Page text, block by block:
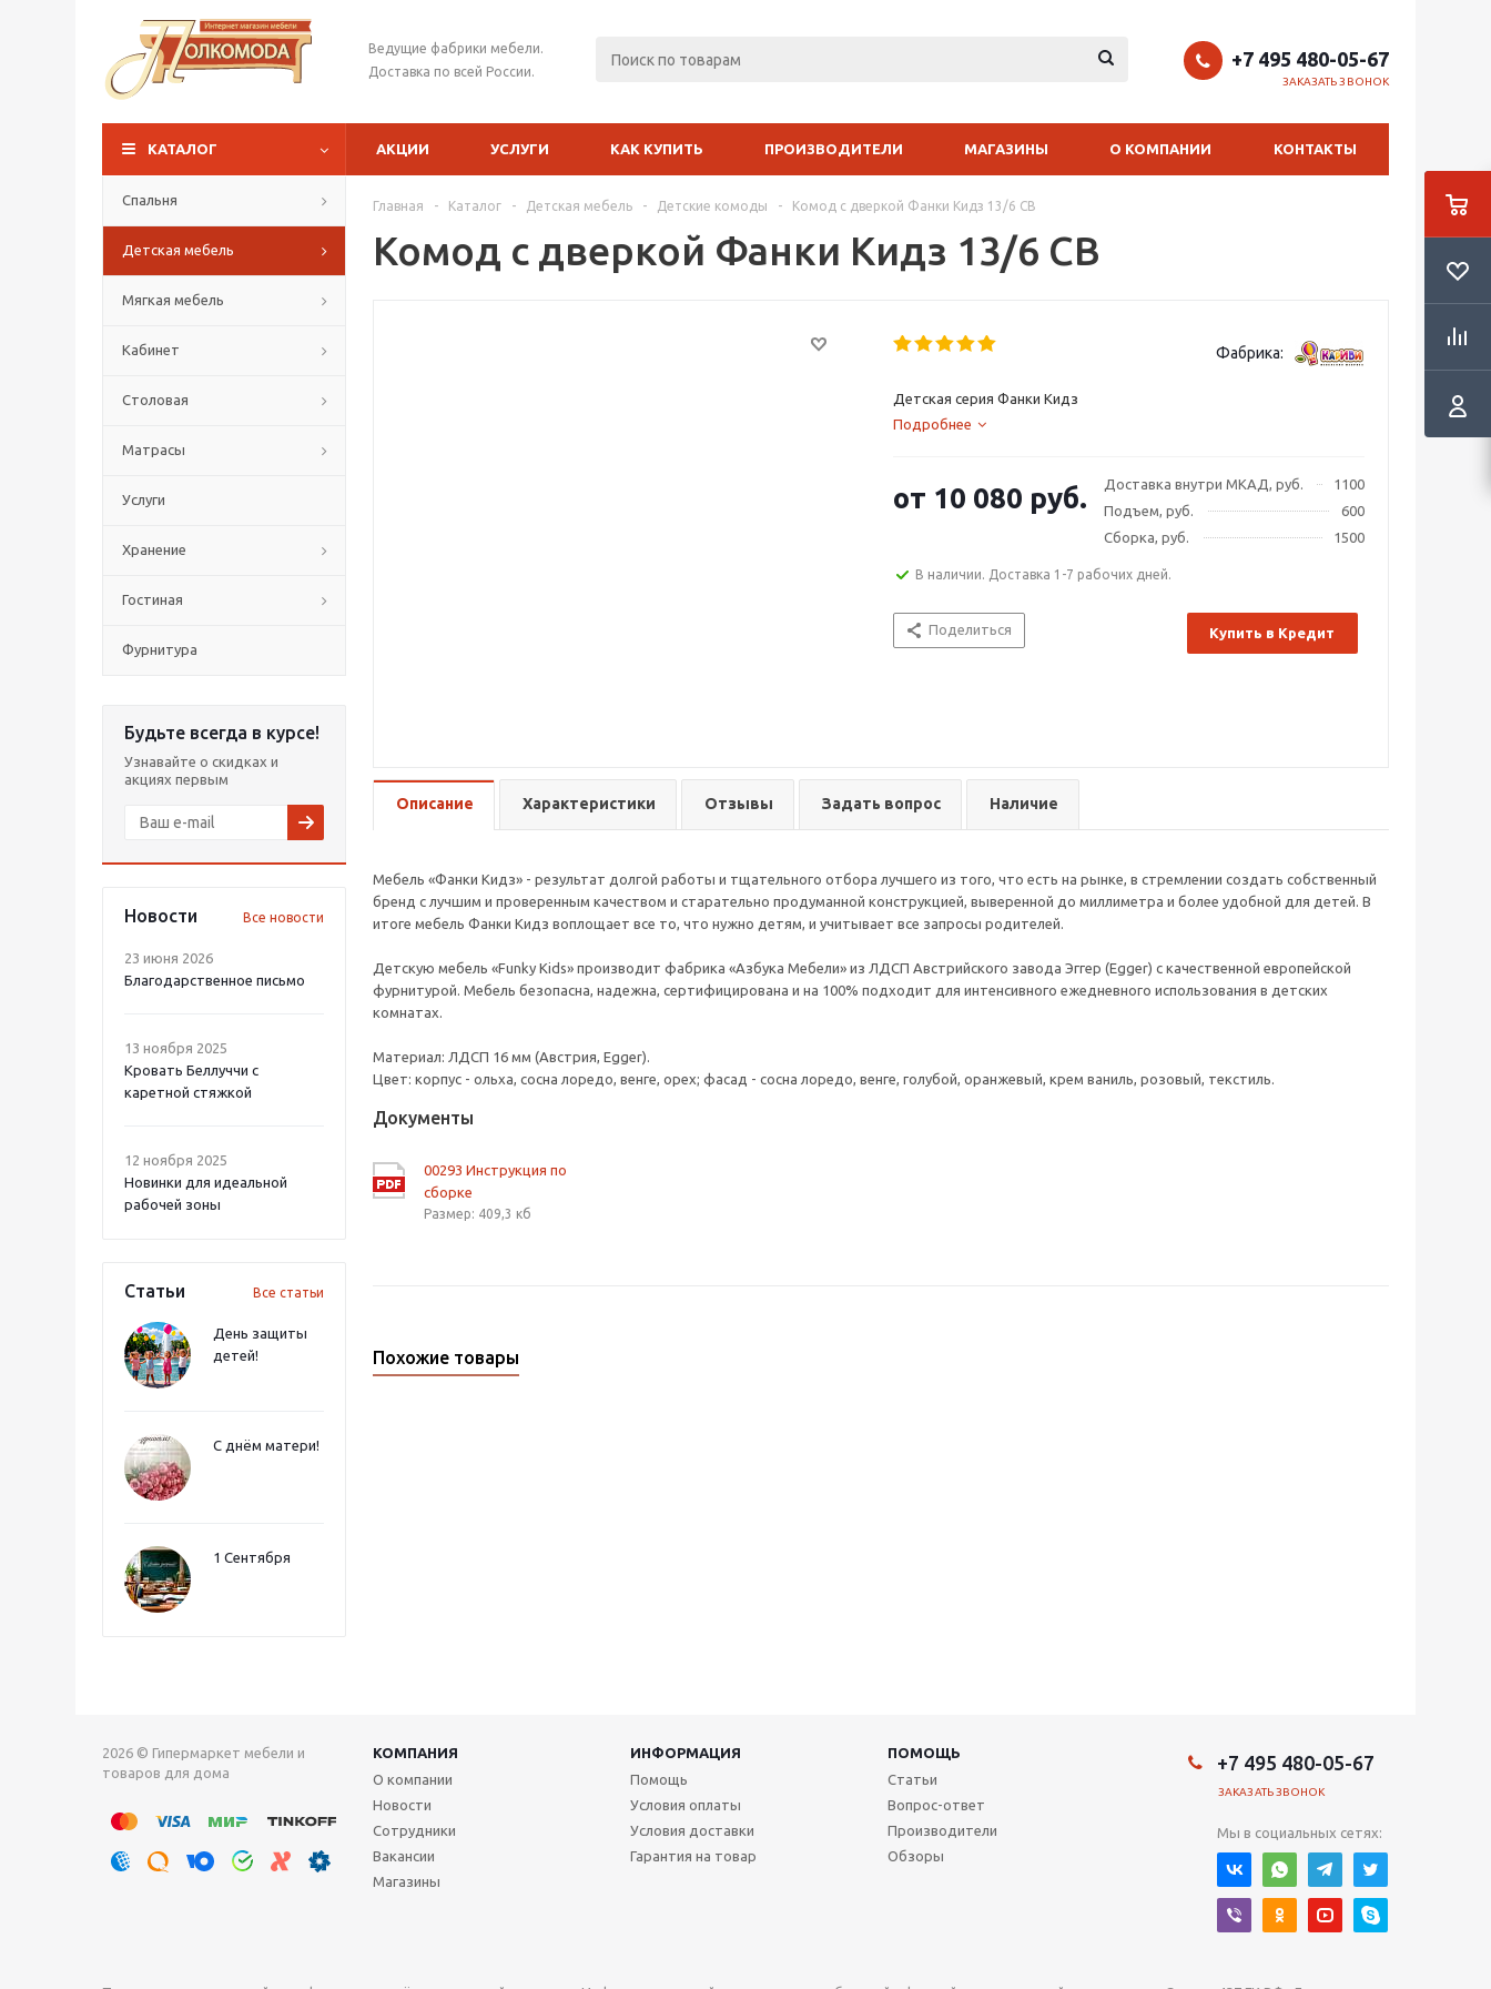
Ведущие фабрики мебели.
Доставка по всей России.
+7 495 480-05-67
ЗАКАЗАТЬ ЗВОНОК
КАТАЛОГ АКЦИИ УСЛУГИ КАК КУПИТЬ ПРОИЗВОДИТЕЛИ МАГАЗИНЫ О КОМПАНИИ КОНТАКТЫ
Спальня
Детская мебель
Мягкая мебель
Кабинет
Столовая
Матрасы
Услуги
Хранение
Гостиная
Фурнитура
Будьте всегда в курсе!
Узнавайте о скидках и
акциях первым
Новости Все новости
23 июня 2026
Благодарственное письмо
13 ноября 2025
Кровать Беллуччи с
каретной стяжкой
12 ноября 2025
Новинки для идеальной
рабочей зоны
Статьи Все статьи
День защиты
детей!
С днём матери!
1 Сентября
Главная - Каталог - Детская мебель - Детские комоды - Комод с дверкой Фанки Кидз 13/6 СВ
Комод с дверкой Фанки Кидз 13/6 СВ
Фабрика:
Детская серия Фанки Кидз
Подробнее
Доставка внутри МКАД, руб.
1100
Подъем, руб.
600
Сборка, руб.
1500
от 10 080 руб.
В наличии. Доставка 1-7 рабочих дней.
Поделиться Купить в Кредит
Описание Характеристики Отзывы Задать вопрос Наличие
Мебель «Фанки Кидз» - результат долгой работы и тщательного отбора лучшего из того, что есть на рынке, в стремлении создать собственный
бренд с лучшим и проверенным качеством и старательно продуманной конструкцией, выверенной до миллиметра и более удобной для детей. В
итоге мебель Фанки Кидз воплощает все то, что нужно детям, и учитывает все запросы родителей.
Детскую мебель «Funky Kids» производит фабрика «Азбука Мебели» из ЛДСП Австрийского завода Эггер (Egger) с качественной европейской
фурнитурой. Мебель безопасна, надежна, сертифицирована и на 100% подходит для интенсивного ежедневного использования в детских
комнатах.
Материал: ЛДСП 16 мм (Австрия, Egger).
Цвет: корпус - ольха, сосна лоредо, венге, орех; фасад - сосна лоредо, венге, голубой, оранжевый, крем ваниль, розовый, текстиль.
Документы
00293 Инструкция по
сборке
Размер: 409,3 кб
Похожие товары
2026 © Гипермаркет мебели и
товаров для дома
КОМПАНИЯ ИНФОРМАЦИЯ
ПОМОЩЬ
О компании
Новости
Сотрудники
Вакансии
Магазины
Помощь
Условия оплаты
Условия доставки
Гарантия на товар
Статьи
Вопрос-ответ
Производители
Обзоры
+7 495 480-05-67
ЗАКАЗАТЬ ЗВОНОК
Мы в социальных сетях: